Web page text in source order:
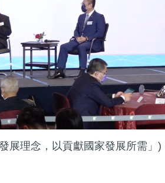
展理念，以貢獻國家發展所需」)